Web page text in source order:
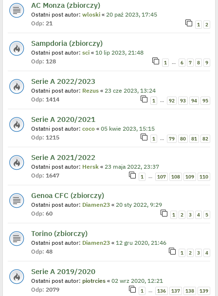
AC Monza (zbiorczy)
Ostatni post autor: wloski « 20 paź 2023, 17:45
Odp: 21 1 2
Sampdoria (zbiorczy)
Ostatni post autor: sci « 10 lip 2023, 21:48
Odp: 128 1 … 6 7 8 9
Serie A 2022/2023
Ostatni post autor: Rezus « 23 cze 2023, 13:24
Odp: 1414 1 … 92 93 94 95
Serie A 2020/2021
Ostatni post autor: coco « 05 kwie 2023, 15:15
Odp: 1215 1 … 79 80 81 82
Serie A 2021/2022
Ostatni post autor: Hersk « 23 maja 2022, 23:37
Odp: 1647 1 … 107 108 109 110
Genoa CFC (zbiorczy)
Ostatni post autor: Diamen23 « 20 sty 2022, 9:29
Odp: 60 1 2 3 4 5
Torino (zbiorczy)
Ostatni post autor: Diamen23 « 12 gru 2020, 21:46
Odp: 48 1 2 3 4
Serie A 2019/2020
Ostatni post autor: piotrcies « 02 wrz 2020, 12:21
Odp: 2079 1 … 136 137 138 139